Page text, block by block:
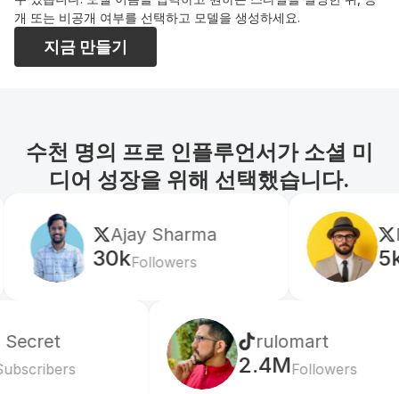
개 또는 비공개 여부를 선택하고 모델을 생성하세요.
지금 만들기
수천 명의 프로 인플루언서가 소셜 미
디어 성장을 위해 선택했습니다.
Sharma
Followers
Mr Shishir
Followers
rulomart
2.4MFollowers